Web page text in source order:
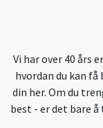
Vi har over 40 års
hvordan du kan
din her. Om du
best - er det bare